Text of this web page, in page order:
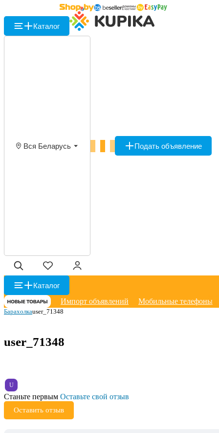
Каталог
Вся Беларусь Подать объявление
Каталог
Импорт объявлений
Мобильные телефоны
Барахолкаuser_71348
user_71348
U
Станьте первым Оставьте свой отзыв
Оставить отзыв